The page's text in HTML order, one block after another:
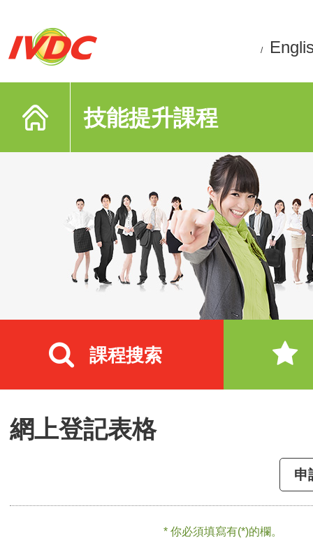
/
技能提升課程
課程搜索
網上登記表格
申
* 你必須填寫有(*)的欄。